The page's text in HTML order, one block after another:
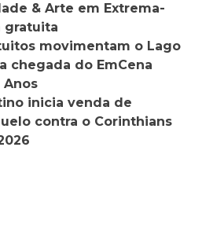
& Arte em Extrema-
gratuita
movimentam o Lago
chegada do EmCena
Anos
inicia venda de
contra o Corinthians